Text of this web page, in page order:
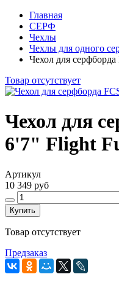
Главная
СЕРФ
Чехлы
Чехлы для одного
Чехол для
Товар отсутствует
Чехол для
6'7" Flight
Артикул
10 349 руб
Купить
Товар отсутствует
Предзаказ